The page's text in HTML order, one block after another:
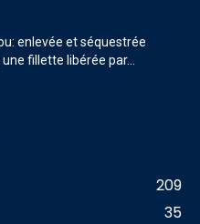
enlevée et séquestrée
fillette libérée par...
209
35